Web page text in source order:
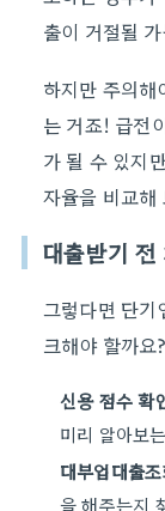
출이 거절될
하지만 주의
는 거죠! 급전
가 될 수 있지
자율을 비교
대출받기
그렇다면 단기
크해야 할까요?
신용 점수 확
미리 알아보
대부업대출조
을 해주는지